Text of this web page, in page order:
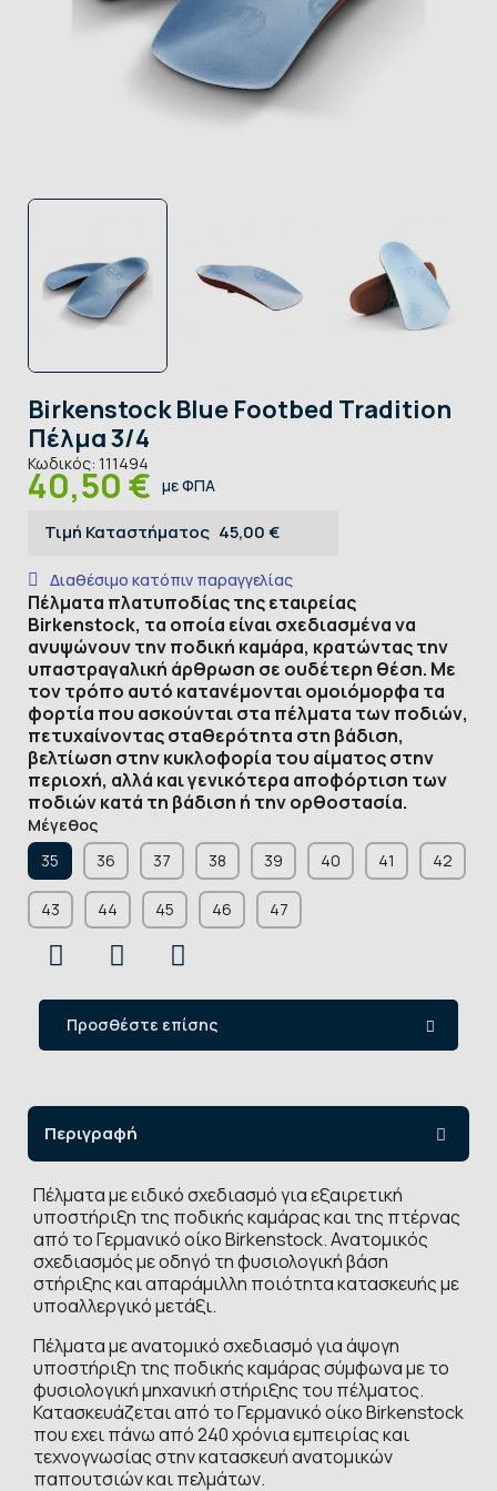
Birkenstock Blue Footbed Tradition
Πέλμα 3/4
Κωδικός: 111494
40,50 € με ΦΠΑ
Τιμή Καταστήματος 45,00 €
Διαθέσιμο κατόπιν παραγγελίας
Πέλματα πλατυποδίας της εταιρείας
Birkenstock, τα οποία είναι σχεδιασμένα να
ανυψώνουν την ποδική καμάρα, κρατώντας την
υπαστραγαλική άρθρωση σε ουδέτερη θέση. Με
τον τρόπο αυτό κατανέμονται ομοιόμορφα τα
φορτία που ασκούνται στα πέλματα των ποδιών,
πετυχαίνοντας σταθερότητα στη βάδιση,
βελτίωση στην κυκλοφορία του αίματος στην
περιοχή, αλλά και γενικότερα αποφόρτιση των
ποδιών κατά τη βάδιση ή την ορθοστασία.
Μέγεθος
35
36 37 38 39 40 41 42
43 44 45 46 47
Προσθέστε επίσης
Περιγραφή
Πέλματα με ειδικό σχεδιασμό για εξαιρετική
υποστήριξη της ποδικής καμάρας και της πτέρνας
από το Γερμανικό οίκο Birkenstock. Ανατομικός
σχεδιασμός με οδηγό τη φυσιολογική βάση
στήριξης και απαράμιλλη ποιότητα κατασκευής με
υποαλλεργικό μετάξι.
Πέλματα με ανατομικό σχεδιασμό για άψογη
υποστήριξη της ποδικής καμάρας σύμφωνα με το
φυσιολογική μηχανική στήριξης του πέλματος.
Κατασκευάζεται από το Γερμανικό οίκο Birkenstock
που εχει πάνω από 240 χρόνια εμπειρίας και
τεχνογνωσίας στην κατασκευή ανατομικών
παπουτσιών και πελμάτων.